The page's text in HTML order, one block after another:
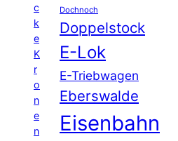
c
k
e
K
r
o
n
e
n
Dochnoch
Doppelstock
E-Lok
E-Triebwagen
Eberswalde
Eisenbahn